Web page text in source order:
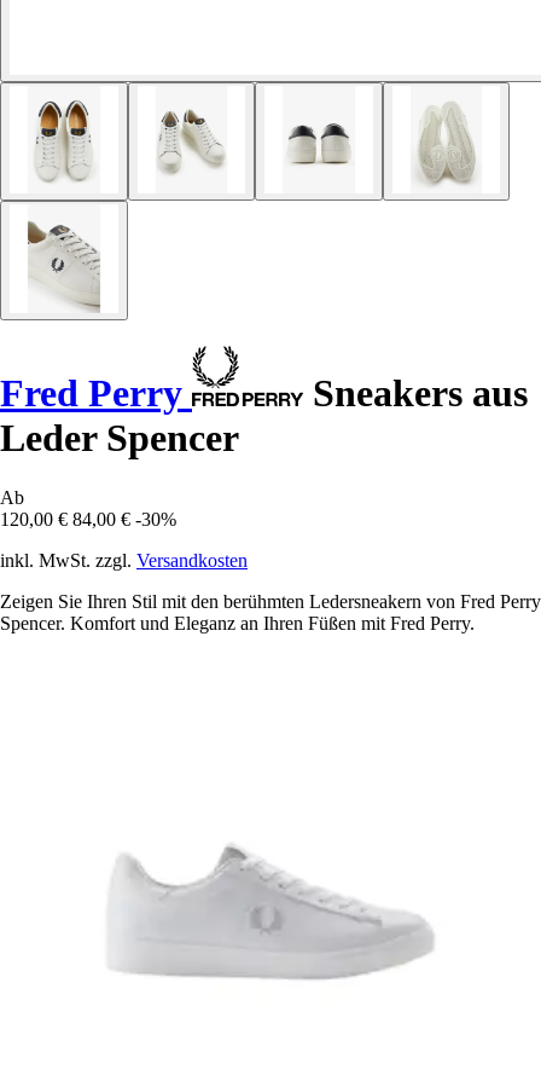
Fred Perry
Sneakers aus
Leder Spencer
Ab
120,00 € 84,00 € -30%
inkl. MwSt. zzgl. Versandkosten
Zeigen Sie Ihren Stil mit den berühmten Ledersneakern von Fred Perry
Spencer. Komfort und Eleganz an Ihren Füßen mit Fred Perry.